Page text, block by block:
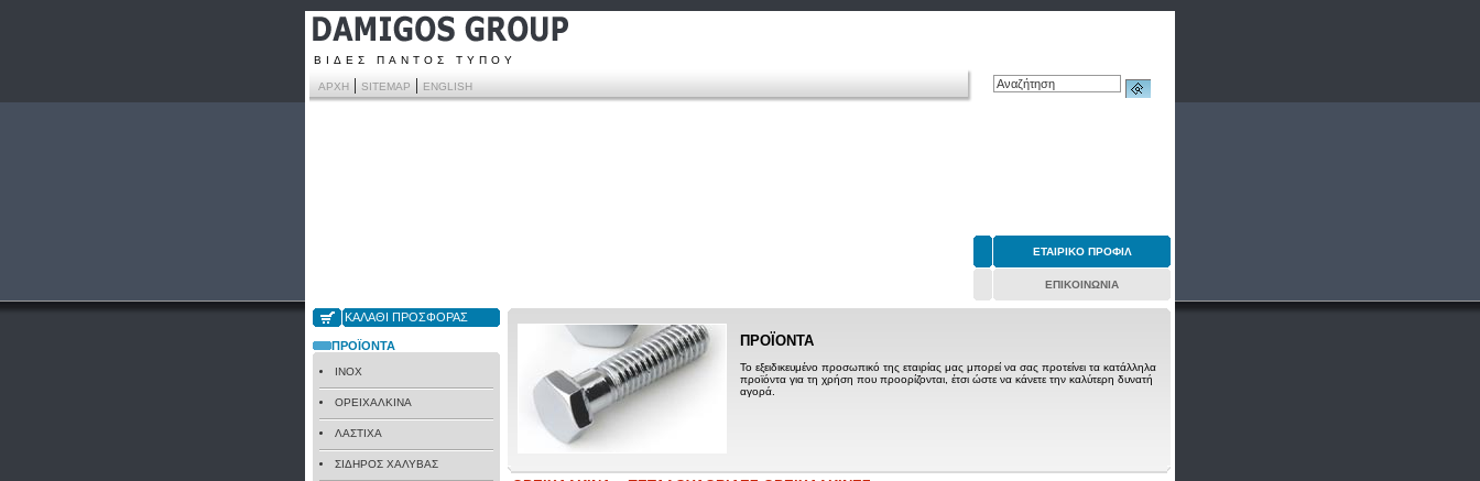
ΒΙΔΕΣ ΠΑΝΤΟΣ ΤΥΠΟΥ
ΑΡΧΗ | SITEMAP | ENGLISH
ΕΤΑΙΡΙΚΟ ΠΡΟΦΙΛ
ΕΠΙΚΟΙΝΩΝΙΑ
ΚΑΛΑΘΙ ΠΡΟΣΦΟΡΑΣ
ΠΡΟΪΟΝΤΑ
INOX
ΟΡΕΙΧΑΛΚΙΝΑ
ΛΑΣΤΙΧΑ
ΣΙΔΗΡΟΣ ΧΑΛΥΒΑΣ
ΠΡΟΪΟΝΤΑ
Το εξειδικευμένο προσωπικό της εταιρίας μας μπορεί να σας προτείνει τα κατάλληλα
προϊόντα για τη χρήση που προορίζονται, έτσι ώστε να κάνετε την καλύτερη δυνατή
αγορά.